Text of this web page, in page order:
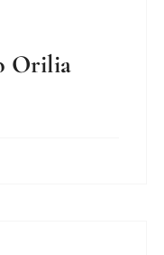
Orilia